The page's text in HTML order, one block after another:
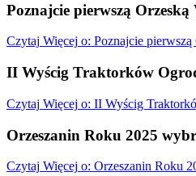
Poznajcie pierwszą
Czytaj Więcej o: Poznajcie
II Wyścig Traktorków
Czytaj Więcej o: II Wyścig
Orzeszanin Roku 2025
Czytaj Więcej o: Orzeszanin Roku